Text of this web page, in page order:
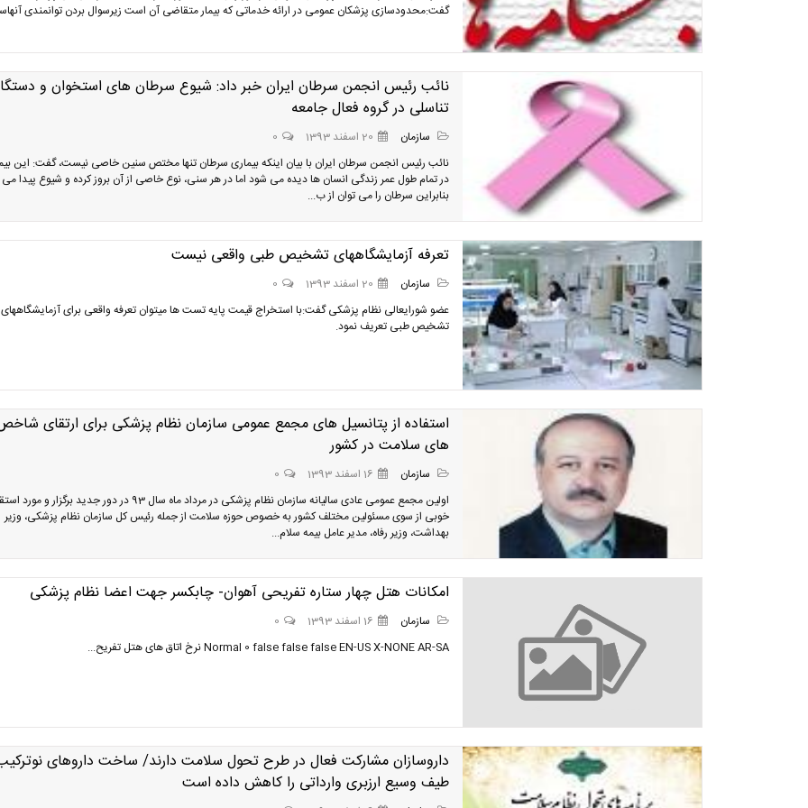
گفت:محدودسازی پزشکان عمومی در ارائه خدماتی که بیمار متقاضی آن است زیرسوال بردن توانمندی
نائب رئیس انجمن سرطان ایران خبر داد: شیوع سرطان های استخوان و
تناسلی در گروه فعال جامعه
سازمان 20 اسفند 1393
0
نائب رئیس انجمن سرطان ایران با بیان اینکه بیماری سرطان تنها مختص سنین خاصی نیست، گفت: این
در تمام طول عمر زندگی انسان ها دیده می شود اما در هر سنی، نوع خاصی از آن بروز کرده و شیوع پیدا می
بنابراین سرطان را می توان از ب...
تعرفه آزمایشگاههای تشخیص طبی واقعی نیست
سازمان 20 اسفند 1393
0
عضو شورایعالی نظام پزشکی گفت:با استخراج قیمت پایه تست ها میتوان تعرفه واقعی برای آزمایشگاههای
تشخیص طبی تعریف نمود.
استفاده از پتانسیل های مجمع عمومی سازمان نظام پزشکی برای ارتقای
های سلامت در کشور
سازمان 16 اسفند 1393
0
اولین مجمع عمومی عادی سالیانه سازمان نظام پزشکی در مرداد ماه سال 93 در دور جدید برگزار و
خوبی از سوی مسئولین مختلف کشور به خصوص حوزه سلامت از جمله رئیس کل سازمان نظام پزشکی، وزیر
بهداشت، وزیر رفاه، مدیر عامل بیمه سلام...
امکانات هتل چهار ستاره تفریحی آهوان- چابکسر جهت اعضا نظام پزشکی
سازمان 16 اسفند 1393
0
Normal 0 false false false EN-US X-NONE AR-SA نرخ اتاق های هتل تفریح...
داروسازان مشارکت فعال در طرح تحول سلامت دارند/ ساخت داروهای
طیف وسیع ارزبری وارداتی را کاهش داده است